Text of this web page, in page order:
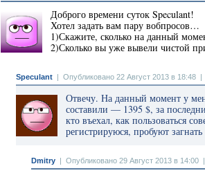
Доброго времени суток Speculant!
Хотел задать вам пару вобпросов…
1)Скажите, сколько на данный
2)Сколько вы уже вывели чистой
Speculant | Опубликовано 22 Август 2013 в 18:48
Отвечу. На данный момент у
составили — 1395 $, за
кто въехал, как пользоваться
регистрируюся, пробуют
Dmitry | Опубликовано 29 Август 2013 в 14:00